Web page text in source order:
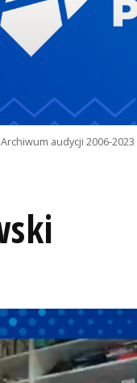
Archiwum audycji 2006-2023